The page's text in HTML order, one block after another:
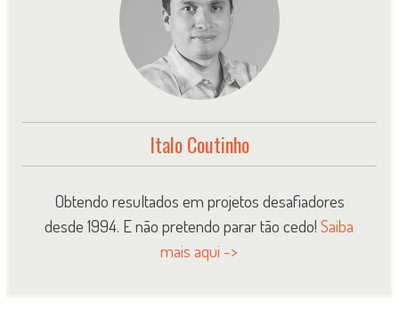
Italo Coutinho
Obtendo resultados em projetos desafiadores
desde 1994. E não pretendo parar tão cedo!Saiba
mais aqui ->